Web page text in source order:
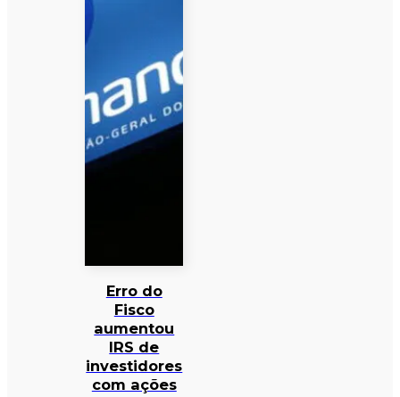
Erro do
Fisco
aumentou
IRS de
investidores
com ações